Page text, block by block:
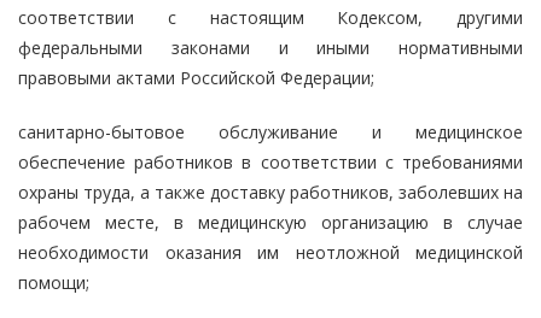
соответствии с настоящим Кодексом, другими
федеральными законами и иными нормативными
правовыми актами Российской Федерации;
санитарно-бытовое обслуживание и медицинское
обеспечение работников в соответствии с требованиями
охраны труда, а также доставку работников, заболевших на
рабочем месте, в медицинскую организацию в случае
необходимости оказания им неотложной медицинской
помощи;